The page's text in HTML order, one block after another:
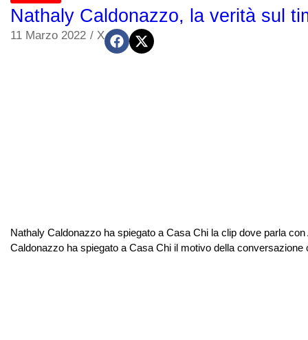
Nathaly Caldonazzo, la verità sul
11 Marzo 2022 / X
Nathaly Caldonazzo ha spiegato a Casa Chi la clip dove parla
Caldonazzo ha spiegato a Casa Chi il motivo della